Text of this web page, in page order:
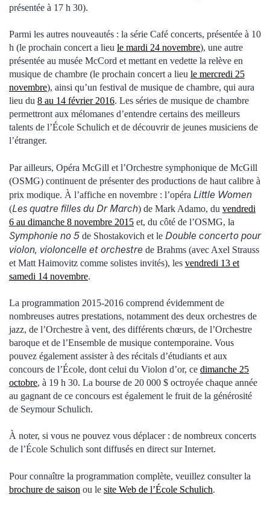
présentée à 17 h 30).
Parmi les autres nouveautés : la série Café concerts, présentée à 10
h (le prochain concert a lieu le mardi 24 novembre), une autre
présentée au musée McCord et mettant en vedette la relève en
musique de chambre (le prochain concert a lieu le mercredi 25
novembre), ainsi qu’un festival de musique de chambre, qui aura
lieu du 8 au 14 février 2016. Les séries de musique de chambre
permettront aux mélomanes d’entendre certains des meilleurs
talents de l’École Schulich et de découvrir de jeunes musiciens de
l’étranger.
Par ailleurs, Opéra McGill et l’Orchestre symphonique de McGill
(OSMG) continuent de présenter des productions de haut calibre à
prix modique. À l’affiche en novembre : l’opéra Little Women
(Les quatre filles du Dr March) de Mark Adamo, du vendredi
6 au dimanche 8 novembre 2015 et, du côté de l’OSMG, la
Symphonie no 5 de Shostakovich et le Double concerto pour
violon, violoncelle et orchestre de Brahms (avec Axel Strauss
et Matt Haimovitz comme solistes invités), les vendredi 13 et
samedi 14 novembre.
La programmation 2015-2016 comprend évidemment de
nombreuses autres prestations, notamment des deux orchestres de
jazz, de l’Orchestre à vent, des différents chœurs, de l’Orchestre
baroque et de l’Ensemble de musique contemporaine. Vous
pouvez également assister à des récitals d’étudiants et aux
concours de l’École, dont celui du Violon d’or, ce dimanche 25
octobre, à 19 h 30. La bourse de 20 000 $ octroyée chaque année
au gagnant de ce concours est également le fruit de la générosité
de Seymour Schulich.
À noter, si vous ne pouvez vous déplacer : de nombreux concerts
de l’École Schulich sont diffusés en direct sur Internet.
Pour connaître la programmation complète, veuillez consulter la
brochure de saison ou le site Web de l’École Schulich.